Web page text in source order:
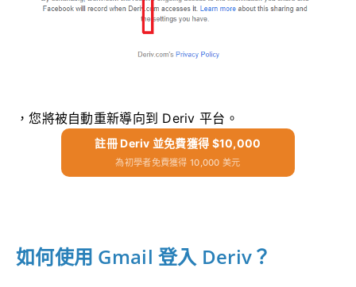
，您將被自動重新導向到 Deriv 平台。
註冊 Deriv 並免費獲得 $10,000
為初學者免費獲得 10,000 美元
如何使用 Gmail 登入 Deriv？